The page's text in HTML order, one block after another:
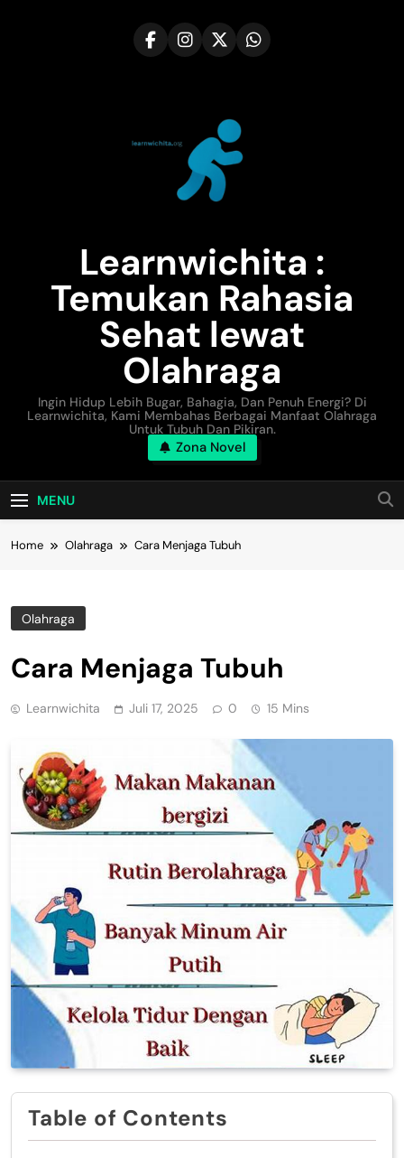
Learnwichita :
Temukan Rahasia
Sehat lewat
Olahraga
Ingin Hidup Lebih Bugar, Bahagia, Dan Penuh Energi? Di
Learnwichita, Kami Membahas Berbagai Manfaat Olahraga
Untuk Tubuh Dan Pikiran.
Zona Novel
MENU
Home Olahraga Cara Menjaga Tubuh
Olahraga
Cara Menjaga Tubuh
Learnwichita Juli 17, 2025 0 15 Mins
Table of Contents